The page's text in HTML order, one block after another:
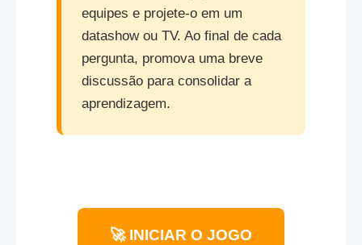
equipes e projete-o em um
datashow ou TV. Ao final de cada
pergunta, promova uma breve
discussão para consolidar a
aprendizagem.
🚀 INICIAR O JOGO